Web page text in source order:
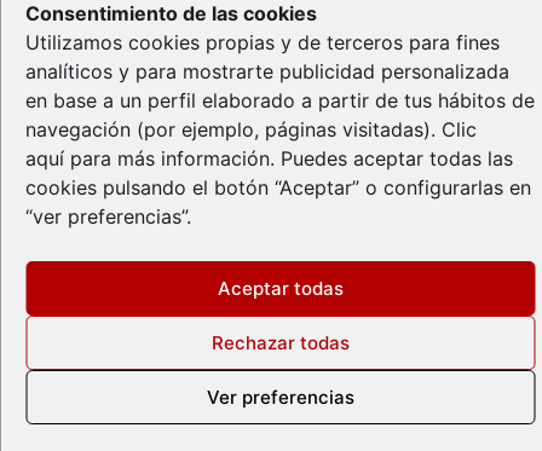
Consentimiento de las cookies
Utilizamos cookies propias y de terceros para fines
analíticos y para mostrarte publicidad personalizada
en base a un perfil elaborado a partir de tus hábitos de
navegación (por ejemplo, páginas visitadas). Clic
aquí para más información. Puedes aceptar todas las
cookies pulsando el botón “Aceptar” o configurarlas en
“ver preferencias”.
Aceptar todas
Rechazar todas
Ver preferencias
Propiedad Intelectual